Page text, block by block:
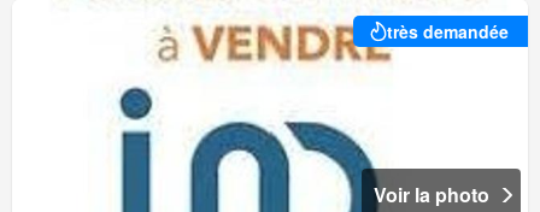
très demandée
Voir la photo